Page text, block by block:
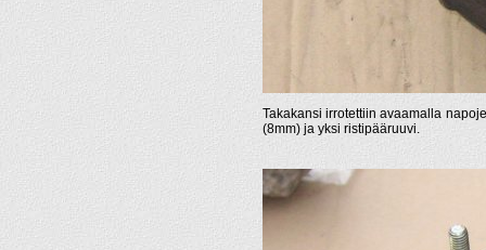
Takakansi irrotettiin avaamalla
(8mm) ja yksi ristipääruuvi.